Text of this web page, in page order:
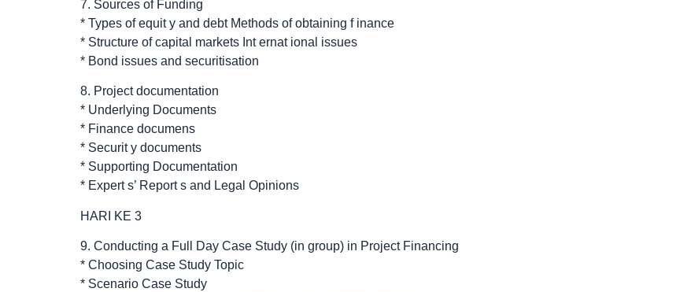
7. Sources of Funding
* Types of equit y and debt Methods of obtaining f inance
* Structure of capital markets Int ernat ional issues
* Bond issues and securitisation
8. Project documentation
* Underlying Documents
* Finance documens
* Securit y documents
* Supporting Documentation
* Expert s’ Report s and Legal Opinions
HARI KE 3
9. Conducting a Full Day Case Study (in group) in Project Financing
* Choosing Case Study Topic
* Scenario Case Study